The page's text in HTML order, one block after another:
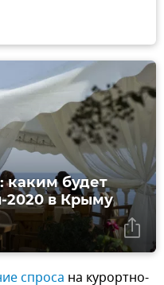
каким будет
2020 в Крыму
спроса на курортно-